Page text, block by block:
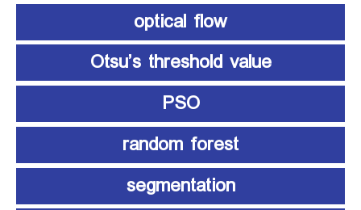
optical flow
Otsu’s threshold value
PSO
random forest
segmentation